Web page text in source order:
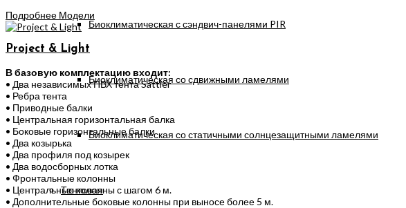
Биоклиматическая с сэндвич-панелями PIR
Биоклиматическая со сдвижными ламелями
Биоклиматическая со статичными солнцезащитными ламелями
Тентовая
Подробнее Модели
Project & Light
В базовую комплектацию входит:
• Два независимых ПВХ тента Sattler
• Ребра тента
• Приводные балки
• Центральная горизонтальная балка
• Боковые горизонтальные балки
• Два козырька
• Два профиля под козырек
• Два водосборных лотка
• Фронтальные колонны
• Центральные колонны с шагом 6 м.
• Дополнительные боковые колонны при выносе более 5 м.